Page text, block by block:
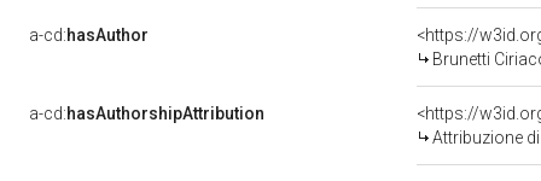
a-cd:hasAuthor
<https://
Brunetti
a-cd:hasAuthorshipAttribution
<https://
Attribuzione